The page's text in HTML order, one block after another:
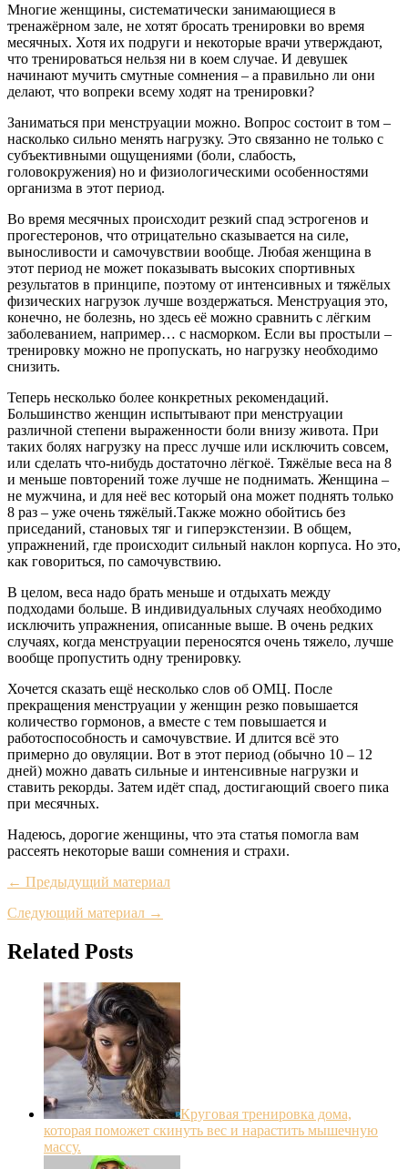
Многие женщины, систематически занимающиеся в
тренажёрном зале, не хотят бросать тренировки во время
месячных. Хотя их подруги и некоторые врачи утверждают,
что тренироваться нельзя ни в коем случае. И девушек
начинают мучить смутные сомнения – а правильно ли они
делают, что вопреки всему ходят на тренировки?
Заниматься при менструации можно. Вопрос состоит в том –
насколько сильно менять нагрузку. Это связанно не только с
субъективными ощущениями (боли, слабость,
головокружения) но и физиологическими особенностями
организма в этот период.
Во время месячных происходит резкий спад эстрогенов и
прогестеронов, что отрицательно сказывается на силе,
выносливости и самочувствии вообще. Любая женщина в
этот период не может показывать высоких спортивных
результатов в принципе, поэтому от интенсивных и тяжёлых
физических нагрузок лучше воздержаться. Менструация это,
конечно, не болезнь, но здесь её можно сравнить с лёгким
заболеванием, например… с насморком. Если вы простыли –
тренировку можно не пропускать, но нагрузку необходимо
снизить.
Теперь несколько более конкретных рекомендаций.
Большинство женщин испытывают при менструации
различной степени выраженности боли внизу живота. При
таких болях нагрузку на пресс лучше или исключить совсем,
или сделать что-нибудь достаточно лёгкоё. Тяжёлые веса на 8
и меньше повторений тоже лучше не поднимать. Женщина –
не мужчина, и для неё вес который она может поднять только
8 раз – уже очень тяжёлый.Также можно обойтись без
приседаний, становых тяг и гиперэкстензии. В общем,
упражнений, где происходит сильный наклон корпуса. Но это,
как говориться, по самочувствию.
В целом, веса надо брать меньше и отдыхать между
подходами больше. В индивидуальных случаях необходимо
исключить упражнения, описанные выше. В очень редких
случаях, когда менструации переносятся очень тяжело, лучше
вообще пропустить одну тренировку.
Хочется сказать ещё несколько слов об ОМЦ. После
прекращения менструации у женщин резко повышается
количество гормонов, а вместе с тем повышается и
работоспособность и самочувствие. И длится всё это
примерно до овуляции. Вот в этот период (обычно 10 – 12
дней) можно давать сильные и интенсивные нагрузки и
ставить рекорды. Затем идёт спад, достигающий своего пика
при месячных.
Надеюсь, дорогие женщины, что эта статья помогла вам
рассеять некоторые ваши сомнения и страхи.
← Предыдущий материал
Следующий материал →
Related Posts
Круговая тренировка дома,
которая поможет скинуть вес и нарастить мышечную
массу.